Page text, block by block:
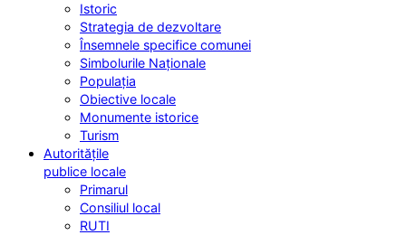
Istoric
Strategia de dezvoltare
Însemnele specifice comunei
Simbolurile Naționale
Populația
Obiective locale
Monumente istorice
Turism
Autoritățile
publice locale
Primarul
Consiliul local
RUTI